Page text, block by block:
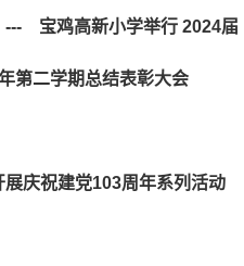
宝鸡高新小学举行 2024届
第二学期总结表彰大会
庆祝建党103周年系列活动